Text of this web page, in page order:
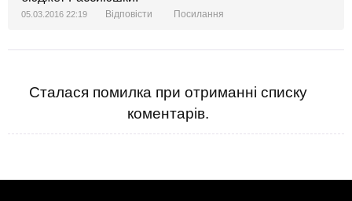
05.03.2016 22:19 Відповісти Посилання
Сталася помилка при отриманні списку
коментарів.